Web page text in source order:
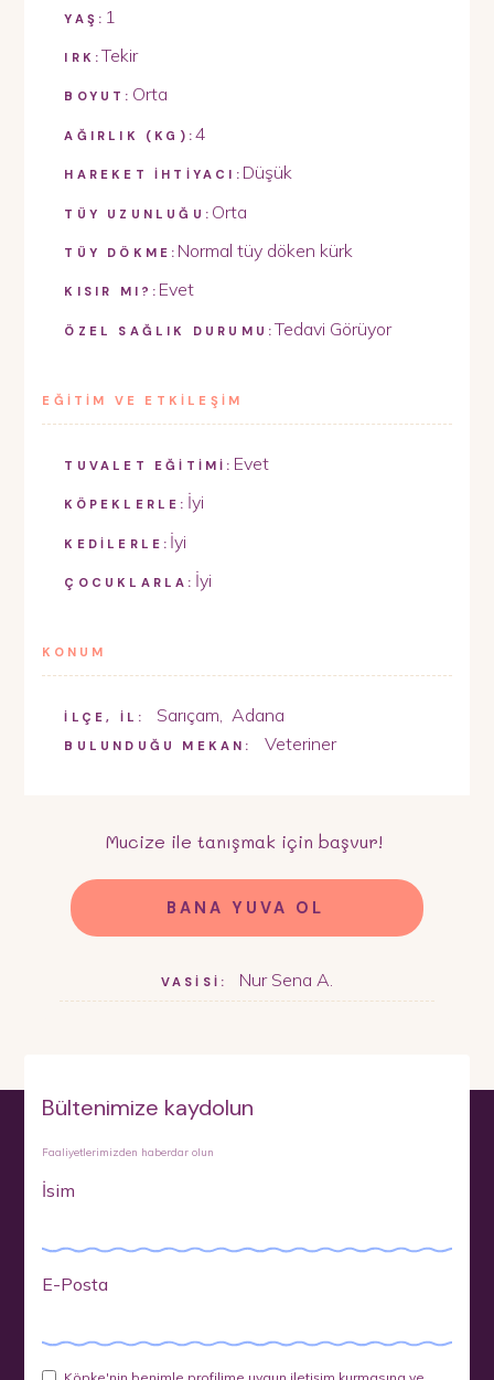
YAŞ: 1
IRK: Tekir
BOYUT: Orta
AĞIRLIK (KG): 4
HAREKET İHTİYACI: Düşük
TÜY UZUNLUĞU: Orta
TÜY DÖKME: Normal tüy döken kürk
KISIR MI?: Evet
ÖZEL SAĞLIK DURUMU: Tedavi Görüyor
EĞİTİM VE ETKİLEŞİM
TUVALET EĞİTİMİ: Evet
KÖPEKLERLE: İyi
KEDİLERLE: İyi
ÇOCUKLARLA: İyi
KONUM
İLÇE, İL: Sarıçam,Adana
BULUNDUĞU MEKAN: Veteriner
Mucize ile tanışmak için başvur!
BANA YUVA OL
VASİSİ: Nur Sena A.
Bültenimize kaydolun
Faaliyetlerimizden haberdar olun
İsim
E-Posta